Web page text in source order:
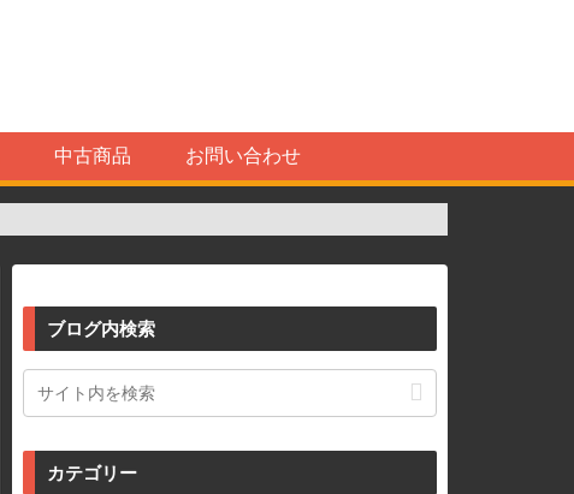
中古商品 お問い合わせ
ブログ内検索
カテゴリー